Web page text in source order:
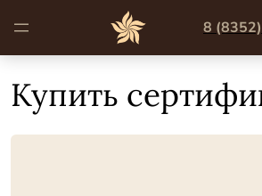
8
Купить сертификат
Купить